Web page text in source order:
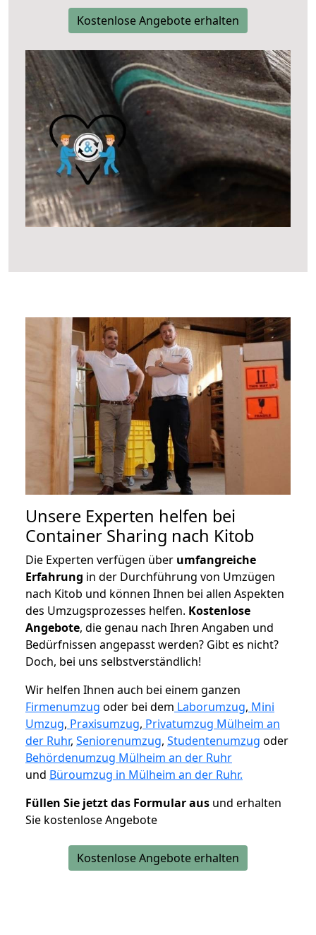
Kostenlose Angebote erhalten
Unsere Experten helfen bei
Container Sharing nach Kitob
Die Experten verfügen über umfangreiche
Erfahrung in der Durchführung von Umzügen
nach Kitob und können Ihnen bei allen Aspekten
des Umzugsprozesses helfen. Kostenlose
Angebote, die genau nach Ihren Angaben und
Bedürfnissen angepasst werden? Gibt es nicht?
Doch, bei uns selbstverständlich!
Wir helfen Ihnen auch bei einem ganzen
Firmenumzug oder bei dem Laborumzug, Mini
Umzug, Praxisumzug, Privatumzug Mülheim an
der Ruhr, Seniorenumzug, Studentenumzug oder
Behördenumzug Mülheim an der Ruhr
und Büroumzug in Mülheim an der Ruhr.
Füllen Sie jetzt das Formular aus und erhalten
Sie kostenlose Angebote
Kostenlose Angebote erhalten